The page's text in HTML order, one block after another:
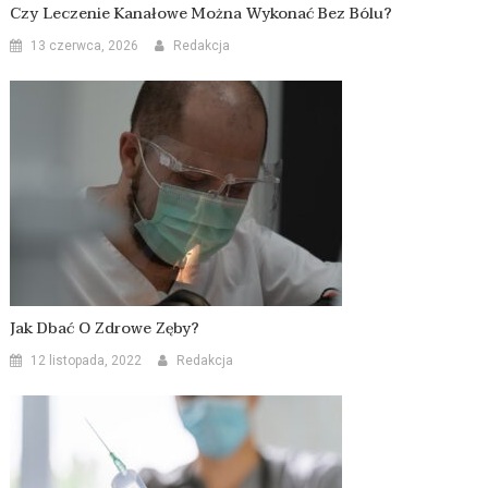
Czy Leczenie Kanałowe Można Wykonać Bez Bólu?
13 czerwca, 2026 Redakcja
Jak Dbać O Zdrowe Zęby?
12 listopada, 2022 Redakcja